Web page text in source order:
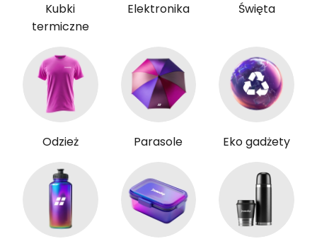
Kubki
termiczne
Elektronika Święta
Odzież Parasole Eko gadżety